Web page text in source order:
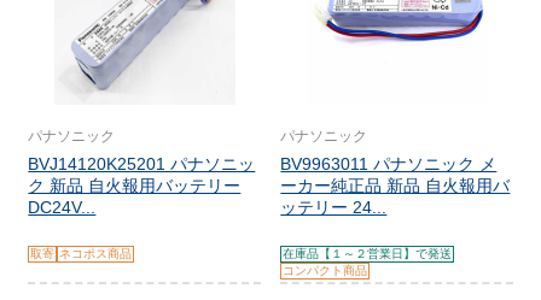
パナソニック
BVJ14120K25201 パナソニッ
ク 新品 自火報用バッテリー
DC24V...
取寄 ネコポス商品
パナソニック
BV9963011 パナソニック メ
ーカー純正品 新品 自火報用バ
ッテリー 24...
在庫品【１～２営業日】で発送
コンパクト商品